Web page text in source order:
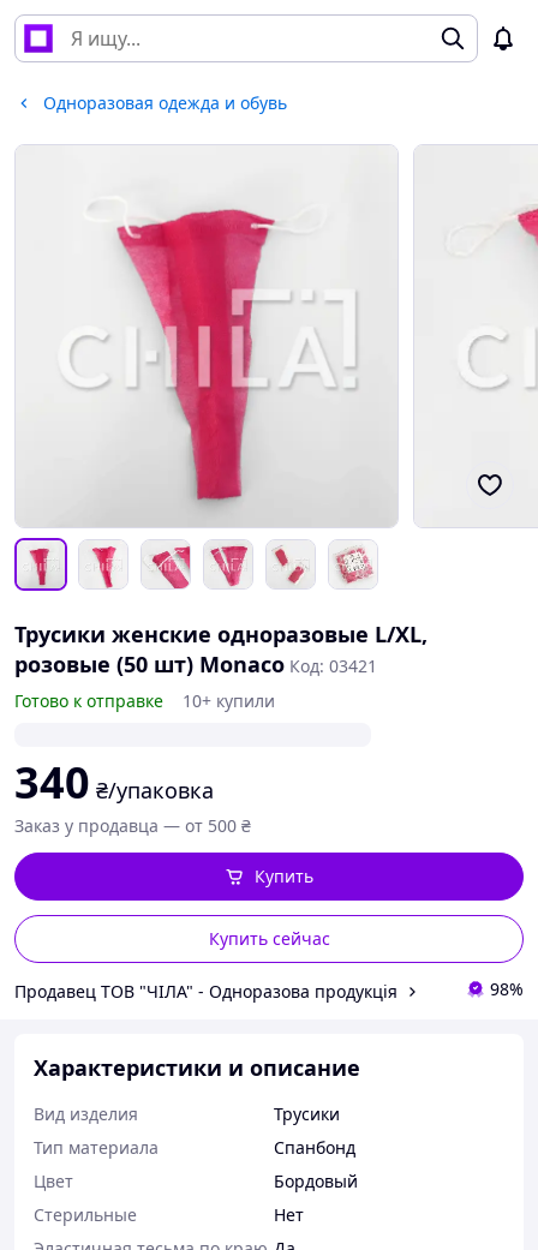
Одноразовая одежда и обувь
Трусики женские одноразовые L/XL,
розовые (50 шт) Monaco Код: 03421
Готово к отправке
10+ купили
340 ₴/упаковка
Заказ у продавца — от 500 ₴
Купить сейчас
Купить
Продавец ТОВ "ЧІЛА" - Одноразова продукція 98%
Характеристики и описание
Вид изделия
Трусики
Тип материала
Спанбонд
Цвет
Бордовый
Стерильные
Нет